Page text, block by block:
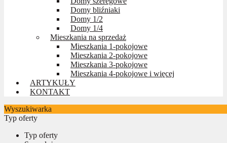
Domy bliźniaki
Domy 1/2
Domy 1/4
Mieszkania na sprzedaż
Mieszkania 1-pokojowe
Mieszkania 2-pokojowe
Mieszkania 3-pokojowe
Mieszkania 4-pokojowe i więcej
ARTYKUŁY
KONTAKT
Wyszukiwarka
Typ oferty
Typ oferty